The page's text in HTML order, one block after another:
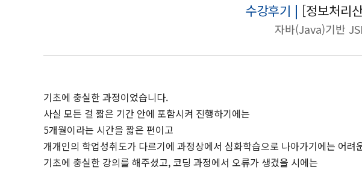
수강후기 | [정보처리
자바(Java)기반
기초에 충실한 과정이었습니다.
사실 모든 걸 짧은 기간 안에 포함시켜 진행하기에는
5개월이라는 시간을 짧은 편이고
개개인의 학업성취도가 다르기에 과정상에서 심화학습으로 나아가기에는 어려
기초에 충실한 강의를 해주셨고, 코딩 과정에서 오류가 생겼을 시에는